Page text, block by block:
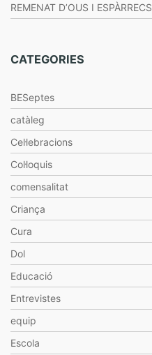
REMENAT D’OUS I ESPÀRRECS
CATEGORIES
BESeptes
catàleg
Cel·lebracions
Col·loquis
comensalitat
Criança
Cura
Dol
Educació
Entrevistes
equip
Escola